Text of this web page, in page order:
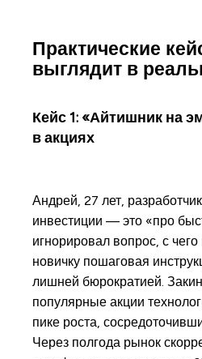
Практические
выглядит в
Кейс 1: «Айтишник на
в акциях
Андрей, 27 лет,
инвестиции — это «про
игнорировал вопрос, с
новичку пошаговая
лишней бюрократией.
популярные акции
пике роста,
Через полгода рынок